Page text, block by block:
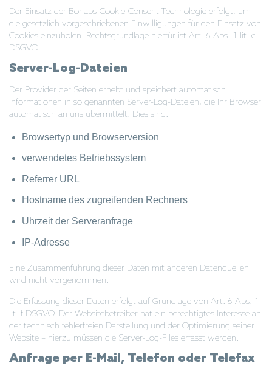
Der Einsatz der Borlabs-Cookie-Consent-Technologie erfolgt, um
die gesetzlich vorgeschriebenen Einwilligungen für den Einsatz von
Cookies einzuholen. Rechtsgrundlage hierfür ist Art. 6 Abs. 1 lit. c
DSGVO.
Server-Log-Dateien
Der Provider der Seiten erhebt und speichert automatisch
Informationen in so genannten Server-Log-Dateien, die Ihr Browser
automatisch an uns übermittelt. Dies sind:
Browsertyp und Browserversion
verwendetes Betriebssystem
Referrer URL
Hostname des zugreifenden Rechners
Uhrzeit der Serveranfrage
IP-Adresse
Eine Zusammenführung dieser Daten mit anderen Datenquellen
wird nicht vorgenommen.
Die Erfassung dieser Daten erfolgt auf Grundlage von Art. 6 Abs. 1
lit. f DSGVO. Der Websitebetreiber hat ein berechtigtes Interesse an
der technisch fehlerfreien Darstellung und der Optimierung seiner
Website – hierzu müssen die Server-Log-Files erfasst werden.
Anfrage per E-Mail, Telefon oder Telefax